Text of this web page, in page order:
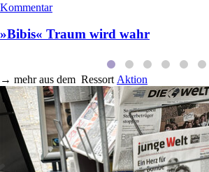
Kommentar
»Bibis« Traum wird wahr
→ mehr aus dem Ressort Aktion